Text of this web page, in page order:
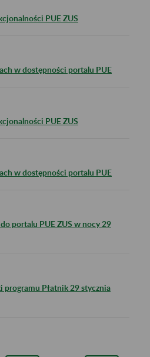
PUE ZUS
w dostępności portalu PUE
PUE ZUS
w dostępności portalu PUE
portalu PUE ZUS w nocy 29
Płatnik 29 stycznia